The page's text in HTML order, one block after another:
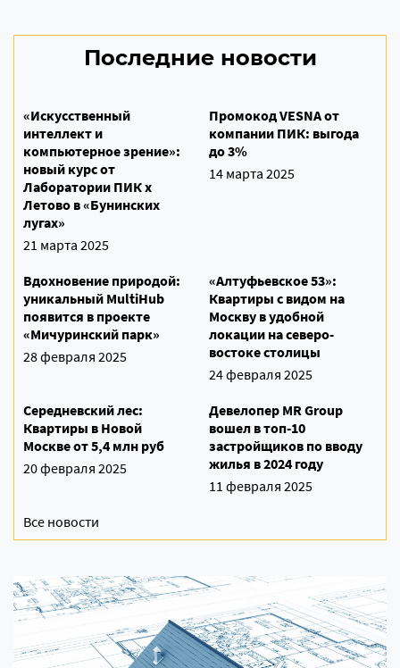
Последние новости
«Искусственный
интеллект и
компьютерное зрение»:
новый курс от
Лаборатории ПИК х
Летово в «Бунинских
лугах»
21 марта 2025
Промокод VESNA от
компании ПИК: выгода
до 3%
14 марта 2025
Вдохновение природой:
уникальный MultiHub
появится в проекте
«Мичуринский парк»
28 февраля 2025
«Алтуфьевское 53»:
Квартиры с видом на
Москву в удобной
локации на северо-
востоке столицы
24 февраля 2025
Середневский лес:
Квартиры в Новой
Москве от 5,4 млн руб
20 февраля 2025
Девелопер MR Group
вошел в топ-10
застройщиков по вводу
жилья в 2024 году
11 февраля 2025
Все новости